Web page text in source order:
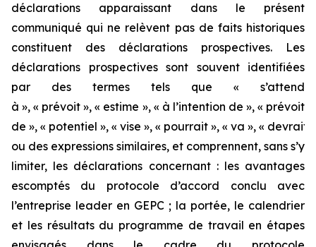
déclarations apparaissant dans le présent
communiqué qui ne relèvent pas de faits historiques
constituent des déclarations prospectives. Les
déclarations prospectives sont souvent identifiées
par des termes tels que « s’attend
à », « prévoit », « estime », « à l’intention de », « prévoit
de », « potentiel », « vise », « pourrait », « va », « devrait »
ou des expressions similaires, et comprennent, sans s’y
limiter, les déclarations concernant : les avantages
escomptés du protocole d’accord conclu avec
l’entreprise leader en GEPC ; la portée, le calendrier
et les résultats du programme de travail en étapes